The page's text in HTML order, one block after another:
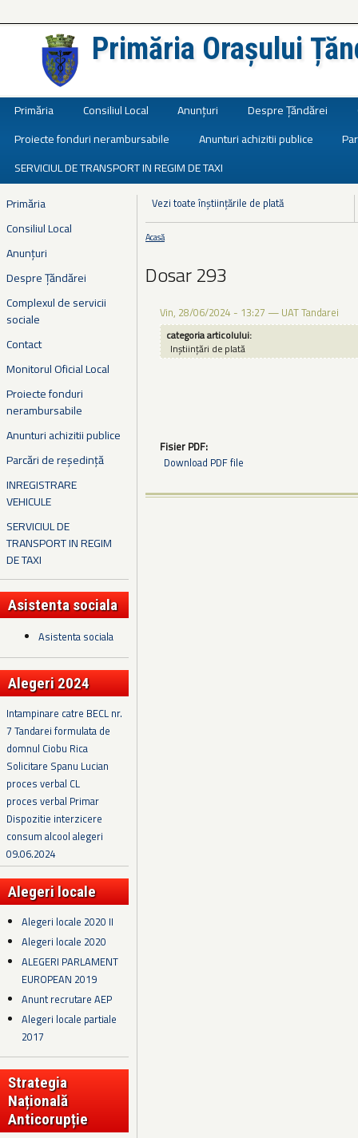
Primăria Orașului
Primăria Consiliul Local Anunțuri Despre Țăndărei
Proiecte fonduri nerambursabile
Anunturi achizitii publice
SERVICIUL DE TRANSPORT IN REGIM DE TAXI
Primăria
Consiliul Local
Anunțuri
Despre Țăndărei
Complexul de servicii
sociale
Contact
Monitorul Oficial Local
Proiecte fonduri
nerambursabile
Anunturi achizitii publice
Parcări de reședință
INREGISTRARE
VEHICULE
SERVICIUL DE
TRANSPORT IN REGIM
DE TAXI
Asistenta sociala
Asistenta sociala
Alegeri 2024
Intampinare catre BECL nr.
7 Tandarei formulata de
domnul Ciobu Rica
Solicitare Spanu Lucian
proces verbal CL
proces verbal Primar
Dispozitie interzicere
consum alcool alegeri
09.06.2024
Alegeri locale
Alegeri locale 2020 II
Alegeri locale 2020
ALEGERI PARLAMENT
EUROPEAN 2019
Anunt recrutare AEP
Alegeri locale partiale
2017
Strategia
Națională
Anticorupție
Vezi toate înștiințările de plată
Eşti aici
Acasă
Dosar 293
Vin, 28/06/2024 - 13:27 — UAT Tandarei
categoria articolului:
Inștiințări de plată
Fisier PDF:
Download PDF file